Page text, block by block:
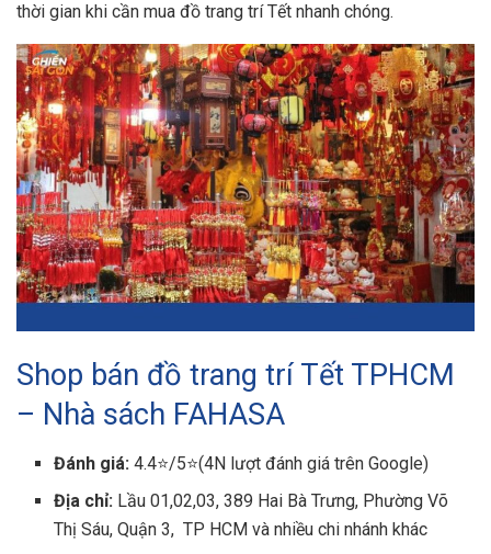
thời gian khi cần mua đồ trang trí Tết nhanh chóng.
Shop bán đồ trang trí Tết TPHCM
– Nhà sách FAHASA
Đánh giá: 4.4⭐/5⭐(4N lượt đánh giá trên Google)
Địa chỉ: Lầu 01,02,03, 389 Hai Bà Trưng, Phường Võ
Thị Sáu, Quận 3, TP HCM và nhiều chi nhánh khác